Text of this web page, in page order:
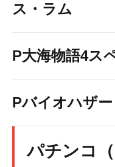
ス・ラム
P大海物語4ス
Pバイオハザ
パチンコ（